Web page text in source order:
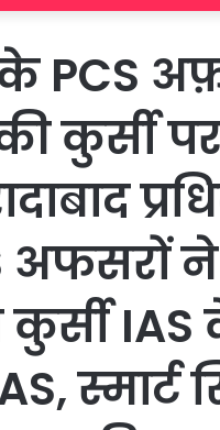
PCS
कुर्सी
अफसरों
IAS